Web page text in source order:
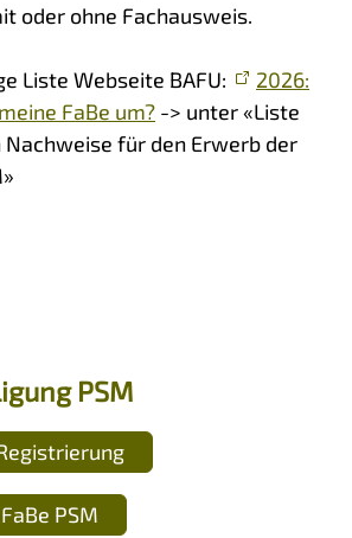
oder ohne Fachausweis.
Liste Webseite BAFU:
2026:
FaBe um? -> unter «Liste
für den Erwerb der
PSM
PSM